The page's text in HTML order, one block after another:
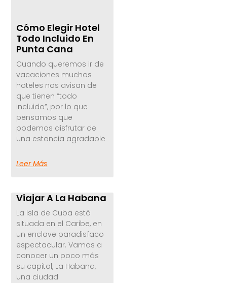
Cómo Elegir Hotel
Todo Incluido En
Punta Cana
Cuando queremos ir de
vacaciones muchos
hoteles nos avisan de
que tienen “todo
incluido”, por lo que
pensamos que
podemos disfrutar de
una estancia agradable
Leer Más
Viajar A La Habana
La isla de Cuba está
situada en el Caribe, en
un enclave paradisíaco
espectacular. Vamos a
conocer un poco más
su capital, La Habana,
una ciudad